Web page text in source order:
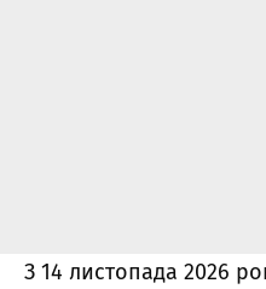
З 14 листопада 2026